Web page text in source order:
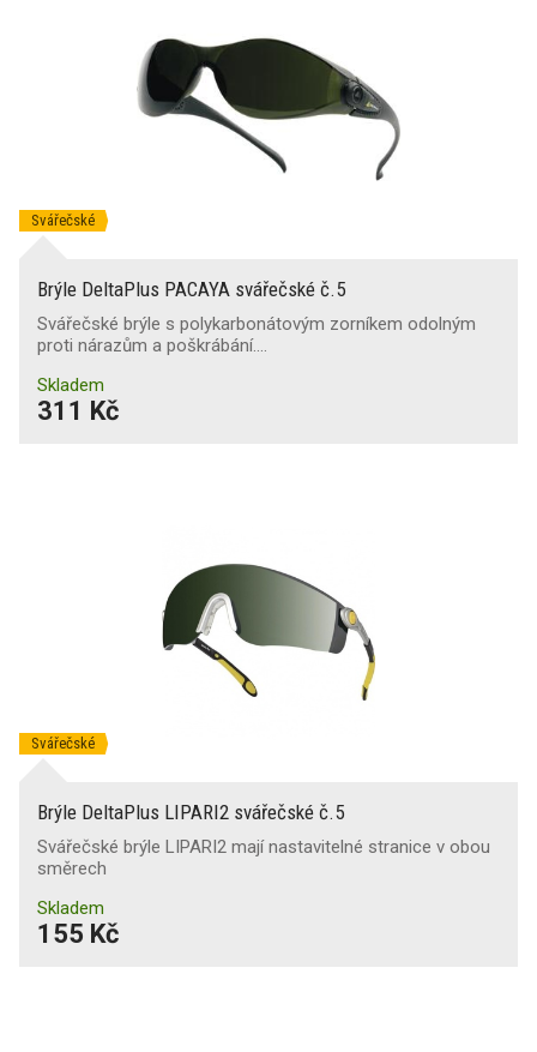
Svářečské
Brýle DeltaPlus PACAYA svářečské č.5
Svářečské brýle s polykarbonátovým zorníkem odolným
proti nárazům a poškrábání.…
Skladem
311 Kč
Svářečské
Brýle DeltaPlus LIPARI2 svářečské č.5
Svářečské brýle LIPARI2 mají nastavitelné stranice v obou
směrech
Skladem
155 Kč